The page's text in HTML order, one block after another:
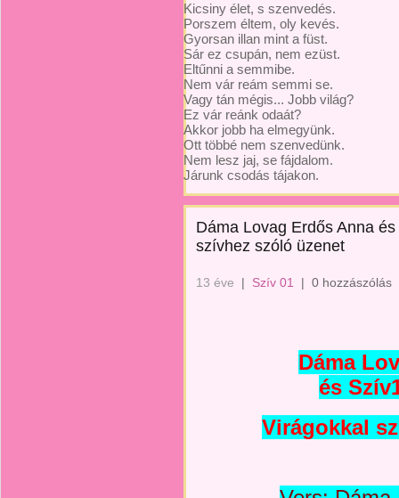
Kicsiny élet, s szenvedés.
Porszem éltem, oly kevés.
Gyorsan illan mint a füst.
Sár ez csupán, nem ezüst.
Eltűnni a semmibe.
Nem vár reám semmi se.
Vagy tán mégis... Jobb világ?
Ez vár reánk odaát?
Akkor jobb ha elmegyünk.
Ott többé nem szenvedünk.
Nem lesz jaj, se fájdalom.
Járunk csodás tájakon.
Dáma Lovag Erdős Anna
szívhez szóló üzenet
13 éve | Szív 01 | 0 hozzászólás
Dáma
és
Virágokkal